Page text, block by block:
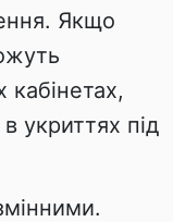
Якщо
укриттях під